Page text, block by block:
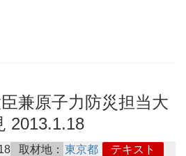
兼原子力防災担当大
2013.1.18
取材地： 東京都
テキスト